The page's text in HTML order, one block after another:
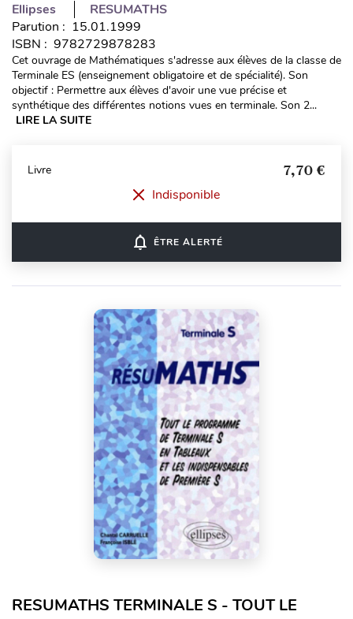
Ellipses
RESUMATHS
Parution : 15.01.1999
ISBN : 9782729878283
Cet ouvrage de Mathématiques s'adresse aux élèves de la classe de
Terminale ES (enseignement obligatoire et de spécialité). Son
objectif : Permettre aux élèves d'avoir une vue précise et
synthétique des différentes notions vues en terminale. Son 2...
LIRE LA SUITE
Livre 7,70 €
Indisponible
notifications_none ÊTRE ALERTÉ
RESUMATHS TERMINALE S - TOUT LE